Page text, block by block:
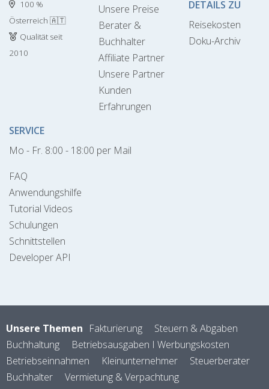
100 %
Österreich 🇦🇹
Qualität seit
2010
Unsere Preise
Berater &
Buchhalter
Affiliate Partner
Unsere Partner
Kunden
Erfahrungen
DETAILS ZU
Reisekosten
Doku-Archiv
SERVICE
Mo - Fr. 8:00 - 18:00 per Mail
FAQ
Anwendungshilfe
Tutorial Videos
Schulungen
Schnittstellen
Developer API
Unsere Themen Fakturierung
Steuern & Abgaben
Buchhaltung
Betriebsausgaben I Werbungskosten
Betriebseinnahmen
Kleinunternehmer
Steuerberater
Buchhalter
Vermietung & Verpachtung